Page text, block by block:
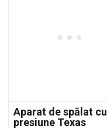
Aparat de spălat cu
presiune Texas